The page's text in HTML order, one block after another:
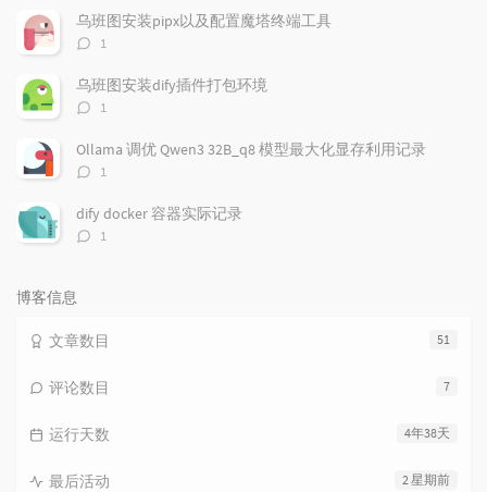
数：
乌班图安装pipx以及配置魔塔终端工具
评
数：
1
乌班图安装dify插件打包环境
评
数：
1
Ollama 调优 Qwen3 32B_q8 模型最大化显存利用记录
评
数：
1
dify docker 容器实际记录
评1
博客信息
51
文章数目
7
评论数目
4年38天
运行天数
2 星期前
最后活动